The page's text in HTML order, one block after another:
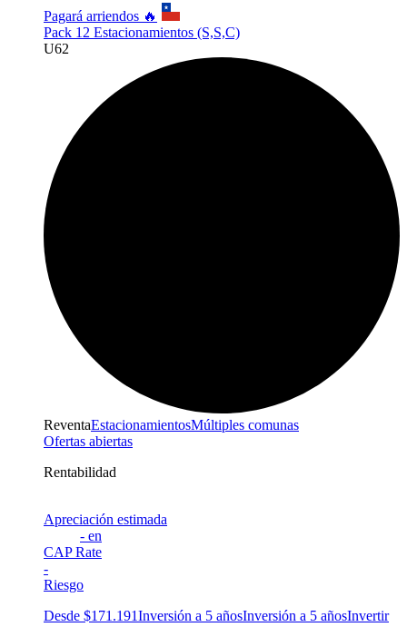
Pagará arriendos 🔥
Pack 12 Estacionamientos (S,S,C)
U62
ReventaEstacionamientosMúltiples comunas
Ofertas abiertas
Rentabilidad
Apreciación estimada
- en
CAP Rate
-
Riesgo
Desde $171.191Inversión a 5 añosInversión a 5 añosInvertir